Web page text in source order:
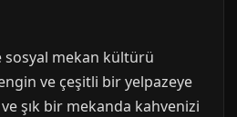
sosyal mekan kültürü
ve çeşitli bir yelpazeye
şık bir mekanda kahvenizi